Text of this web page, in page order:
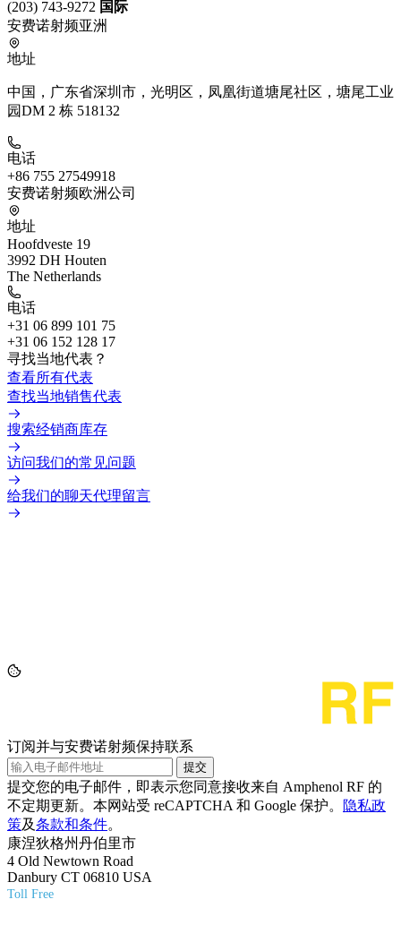
(203) 743-9272 国际
安费诺射频亚洲
地址
中国，广东省深圳市，光明区，凤凰街道塘尾社区，塘尾工业
园DM 2 栋 518132
电话
+86 755 27549918
安费诺射频欧洲公司
地址
Hoofdveste 19
3992 DH Houten
The Netherlands
电话
+31 06 899 101 75
+31 06 152 128 17
寻找当地代表？
查看所有代表
查找当地销售代表
搜索经销商库存
访问我们的常见问题
给我们的聊天代理留言
订阅并与安费诺射频保持联系
提交
提交您的电子邮件，即表示您同意接收来自 Amphenol RF 的
不定期更新。本网站受 reCAPTCHA 和 Google 保护。
隐私政
策及条款和条件。
康涅狄格州丹伯里市
4 Old Newtown Road
Danbury CT 06810 USA
Toll Free